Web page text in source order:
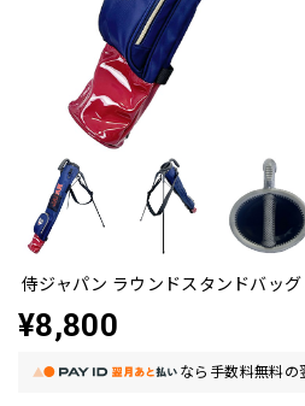
侍ジャパン ラウンドスタンドバッ
¥8,800
なら 手数料無料の